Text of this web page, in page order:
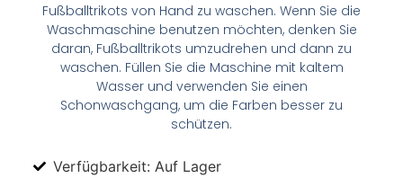
Fußballtrikots von Hand zu waschen. Wenn Sie die
Waschmaschine benutzen möchten, denken Sie
daran, Fußballtrikots umzudrehen und dann zu
waschen. Füllen Sie die Maschine mit kaltem
Wasser und verwenden Sie einen
Schonwaschgang, um die Farben besser zu
schützen.
Verfügbarkeit: Auf Lager